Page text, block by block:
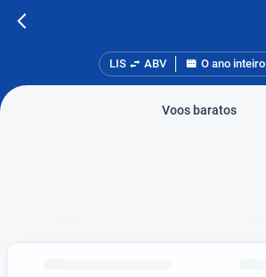
LIS ABV O ano inteiro
Voos baratos